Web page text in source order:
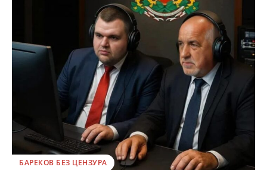
БАРЕКОВ БЕЗ ЦЕНЗУРА